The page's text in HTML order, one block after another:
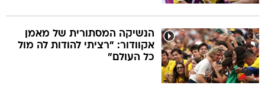
הנשיקה המסתורית של מאמן
אקוודור: "רציתי להודות לה מול
כל העולם"